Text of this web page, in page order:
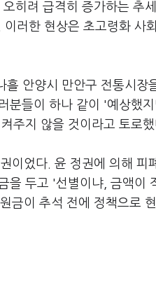
히려 급격히 증가하는 추
러한 현상은 초고령화 사
안양시 만안구 전통시장
분들이 하나 같이 '예상했
주지 않을 것이라고 토로
이었다. 윤 정권에 의해 피
을 두고 '선별이냐, 금액이
금이 추석 전에 정책으로